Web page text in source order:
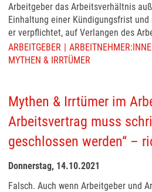
Arbeitgeber das Arbeitsverhältnis
Einhaltung einer Kündigungsfrist
er verpflichtet, auf Verlangen des
ARBEITGEBER
MYTHEN & IRRTÜMER
Mythen & Irrtümer im
Arbeitsvertrag muss
geschlossen werden“ –
Donnerstag, 14.10.2021
Falsch. Auch wenn Arbeitgeber und